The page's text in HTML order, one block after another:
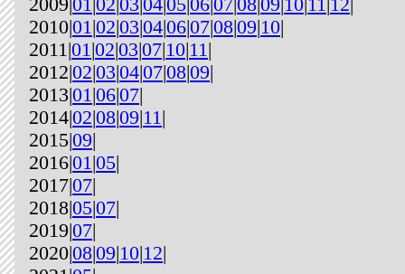
2009|01|02|03|04|05|06|07|08|09|10|11|12|
2010|01|02|03|04|06|07|08|09|10|
2011|01|02|03|07|10|11|
2012|02|03|04|07|08|09|
2013|01|06|07|
2014|02|08|09|11|
2015|09|
2016|01|05|
2017|07|
2018|05|07|
2019|07|
2020|08|09|10|12|